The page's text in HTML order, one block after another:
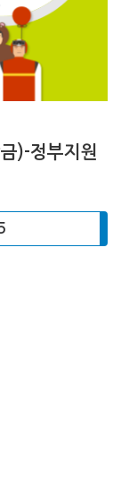
)-정부지원